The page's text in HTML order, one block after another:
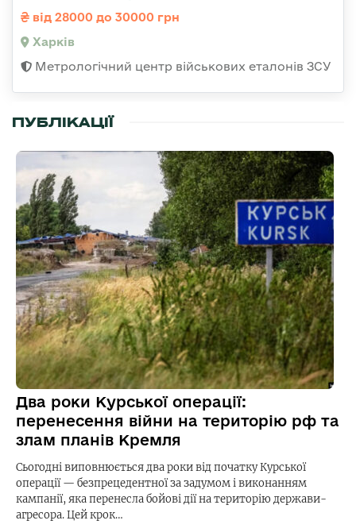
від 28000 до 30000 грн
Харків
Метрологічний центр військових еталонів ЗСУ
ПУБЛІКАЦІЇ
Два роки Курської операції:
перенесення війни на територію рф та
злам планів Кремля
Сьогодні виповнюється два роки від початку Курської
операції — безпрецедентної за задумом і виконанням
кампанії, яка перенесла бойові дії на територію держави-
агресора. Цей крок…